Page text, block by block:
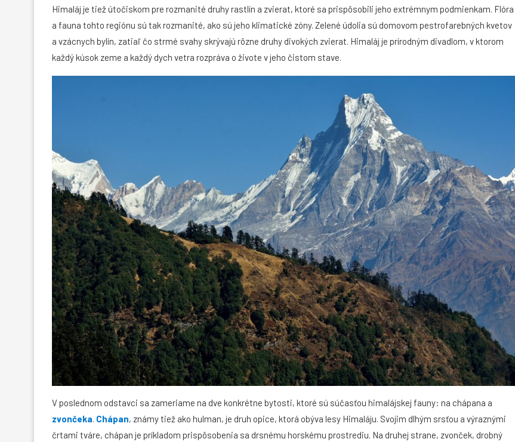
Himaláj je tiež útočiskom pre rozmanité druhy rastlín a zvierat, ktoré sa prispôsobili jeho extrémnym podmienkam. Flóra
a fauna tohto regiónu sú tak rozmanité, ako sú jeho klimatické zóny. Zelené údolia sú domovom pestrofarebných kvetov
a vzácnych bylín, zatiaľ čo strmé svahy skrývajú rôzne druhy divokých zvierat. Himaláj je prírodným divadlom, v ktorom
každý kúsok zeme a každý dych vetra rozpráva o živote v jeho čistom stave.
V poslednom odstavci sa zameriame na dve konkrétne bytosti, ktoré sú súčasťou himalájskej fauny: na chápana a
zvončeka. Chápan, známy tiež ako hulman, je druh opice, ktorá obýva lesy Himaláju. Svojim dlhým srsťou a výraznými
črtami tváre, chápan je príkladom prispôsobenia sa drsnému horskému prostrediu. Na druhej strane, zvonček, drobný